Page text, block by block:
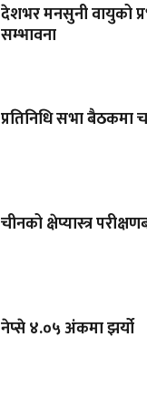
देशभर मनसुनी वायुको
सम्भावना
प्रतिनिधि सभा बैठकमा
चीनको क्षेप्यास्त्र
नेप्से ४.०५ अंकमा झर्यो